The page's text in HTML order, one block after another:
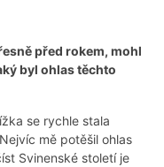
před rokem, mohl
byl ohlas těchto
se rychle stala
mě potěšil ohlas
Svinenské století je